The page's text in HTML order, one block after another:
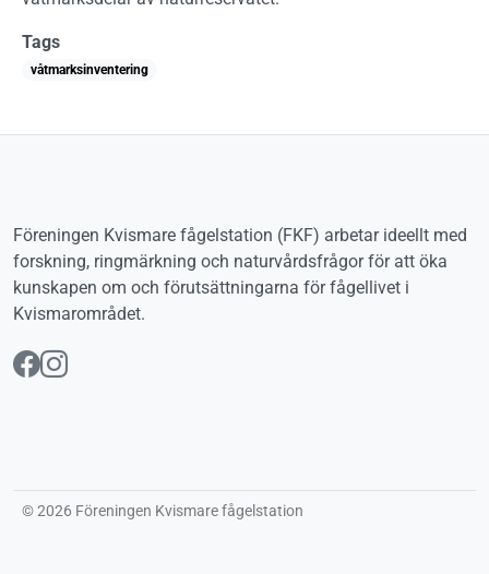
Tags
våtmarksinventering
Föreningen Kvismare fågelstation (FKF) arbetar ideellt med
forskning, ringmärkning och naturvårdsfrågor för att öka
kunskapen om och förutsättningarna för fågellivet i
Kvismarområdet.
Följ oss på Facebook
Följ oss på Instagram
© 2026 Föreningen Kvismare fågelstation